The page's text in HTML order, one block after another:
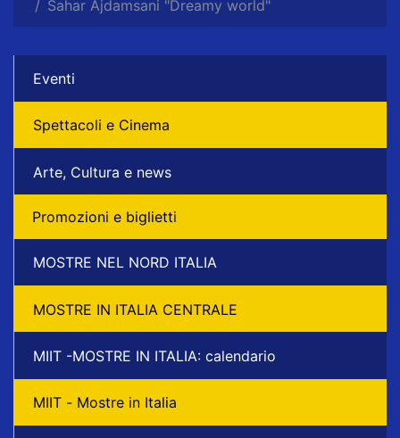
Sahar Ajdamsani "Dreamy world"
Eventi
Spettacoli e Cinema
Arte, Cultura e news
Promozioni e biglietti
MOSTRE NEL NORD ITALIA
MOSTRE IN ITALIA CENTRALE
MIIT -MOSTRE IN ITALIA: calendario
MIIT - Mostre in Italia